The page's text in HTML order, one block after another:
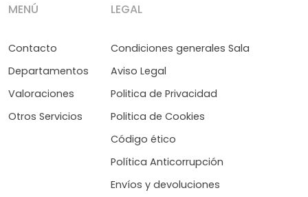
MENÚ
Contacto
Departamentos
Valoraciones
Otros Servicios
LEGAL
Condiciones generales Sala
Aviso Legal
Politica de Privacidad
Politica de Cookies
Código ético
Política Anticorrupción
Envíos y devoluciones